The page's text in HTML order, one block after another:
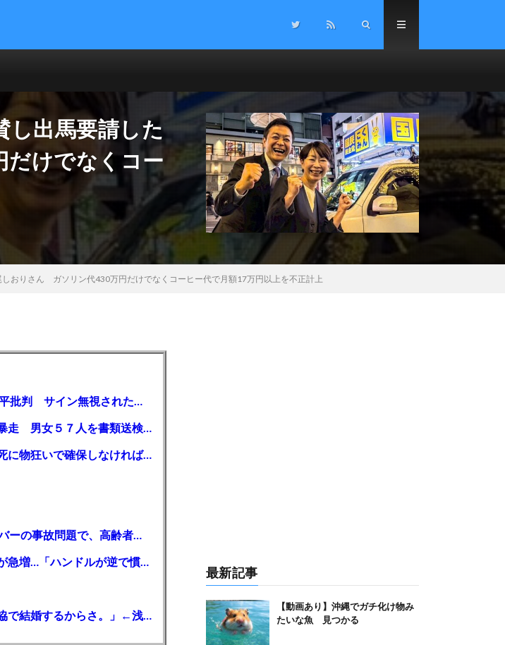
出馬要請した
けでなくコー
おりさん ガソリン代430万円だけでなくコーヒー代で月額17万円以上を不正計上
【MLB】「大谷は謙虚ではない」少女が全米生中継で突然の大谷翔平批判 サイン無視された過去明かす
【千葉】「みんなで走れて楽しかった」 バイクでバースデー集団暴走 男女５７人を書類送検 SNSで参加者募る
ガソリン減税、１兆円の財源必要 石破首相・立憲野田氏「財源は死に物狂いで確保しなければならない」「本当に死に物狂いで」
【芸能】高橋真麻「80代で免許を全員取り消しに！」 高齢ドライバーの事故問題で、高齢者の運転免許取り消し法を提案
【🗻】「富士山きれいに撮りたい」外国人観光客のレンタカー事故が急増…「ハンドルが逆で慣れず」、道の狭さも
シンガーソングライター・平井大「なんで不倫するか知ってる？妥協で結婚するからさ。」←浅すぎると大炎上
最新記事
【動画あり】沖縄でガチ化け物み
たいな魚 見つかる